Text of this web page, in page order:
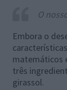
O
Embora o
matemáticos
três
girassol.